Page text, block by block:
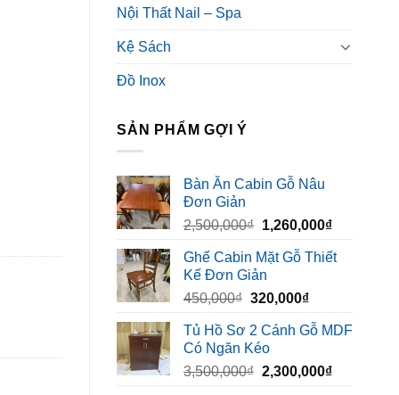
Nội Thất Nail – Spa
Kệ Sách
Đồ Inox
SẢN PHẨM GỢI Ý
Bàn Ăn Cabin Gỗ Nâu
Đơn Giản
2,500,000₫ Giá
là:
2,500,000₫.
1,260,000₫Giá
tại
Ghế Cabin Mặt Gỗ Thiết
Kế Đơn Giản
450,000₫ Giá
là:
450,000₫.
320,000₫Giá
tại
320,000₫.
Tủ Hồ Sơ 2 Cánh Gỗ MDF
Có Ngăn Kéo
3,500,000₫ Giá
2,300,000₫Giá